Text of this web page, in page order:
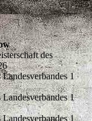
des
1
1
1